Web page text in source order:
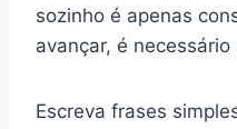
sozinho é apenas
avançar, é
Escreva frases